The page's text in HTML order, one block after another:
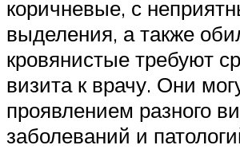
коричневые, с
выделения, а также
кровянистые требуют
визита к врачу. Они
проявлением разного
заболеваний и